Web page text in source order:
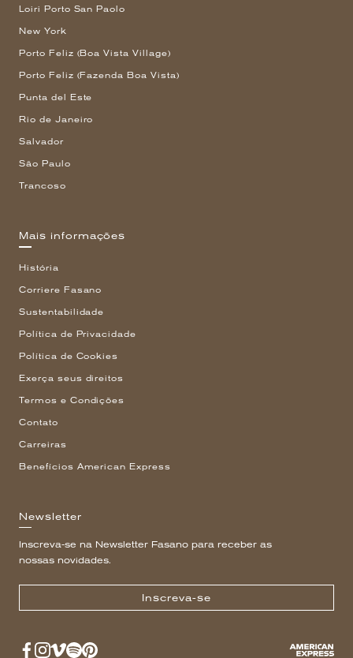
Loiri Porto San Paolo
New York
Porto Feliz (Boa Vista Village)
Porto Feliz (Fazenda Boa Vista)
Punta del Este
Rio de Janeiro
Salvador
São Paulo
Trancoso
Mais informações
História
Corriere Fasano
Sustentabilidade
Política de Privacidade
Política de Cookies
Exerça seus direitos
Termos e Condições
Contato
Carreiras
Benefícios American Express
Newsletter
Inscreva-se na Newsletter Fasano para receber as
nossas novidades.
Inscreva-se